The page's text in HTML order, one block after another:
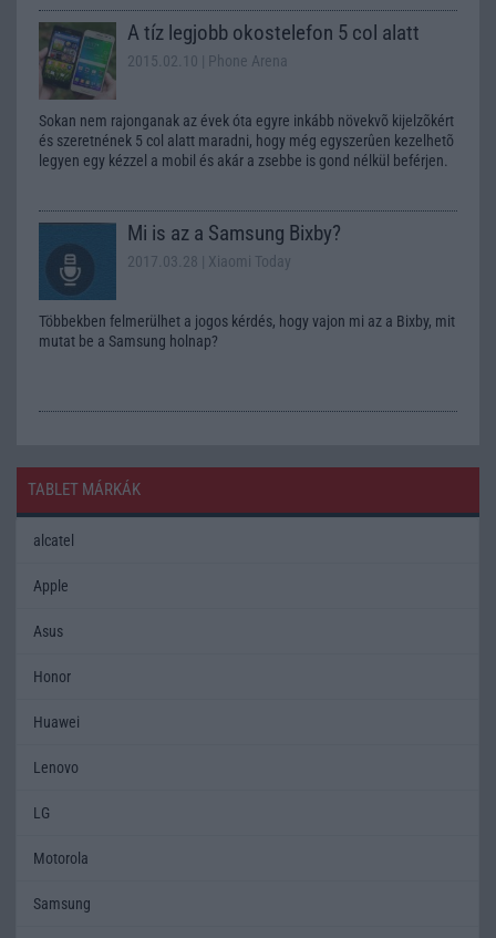
A tíz legjobb okostelefon 5 col alatt
2015.02.10 | Phone Arena
Sokan nem rajonganak az évek óta egyre inkább növekvõ kijelzõkért
és szeretnének 5 col alatt maradni, hogy még egyszerûen kezelhetõ
legyen egy kézzel a mobil és akár a zsebbe is gond nélkül beférjen.
Mi is az a Samsung Bixby?
2017.03.28 | Xiaomi Today
Többekben felmerülhet a jogos kérdés, hogy vajon mi az a Bixby, mit
mutat be a Samsung holnap?
TABLET MÁRKÁK
alcatel
Apple
Asus
Honor
Huawei
Lenovo
LG
Motorola
Samsung